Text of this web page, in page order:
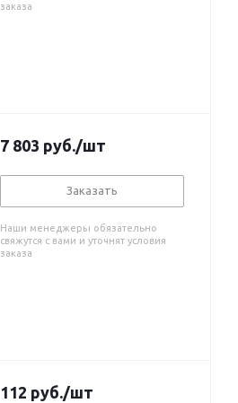
заказа
7 803 руб./шт
Заказать
Наши менеджеры обязательно
свяжутся с вами и уточнят условия
заказа
112 руб./шт